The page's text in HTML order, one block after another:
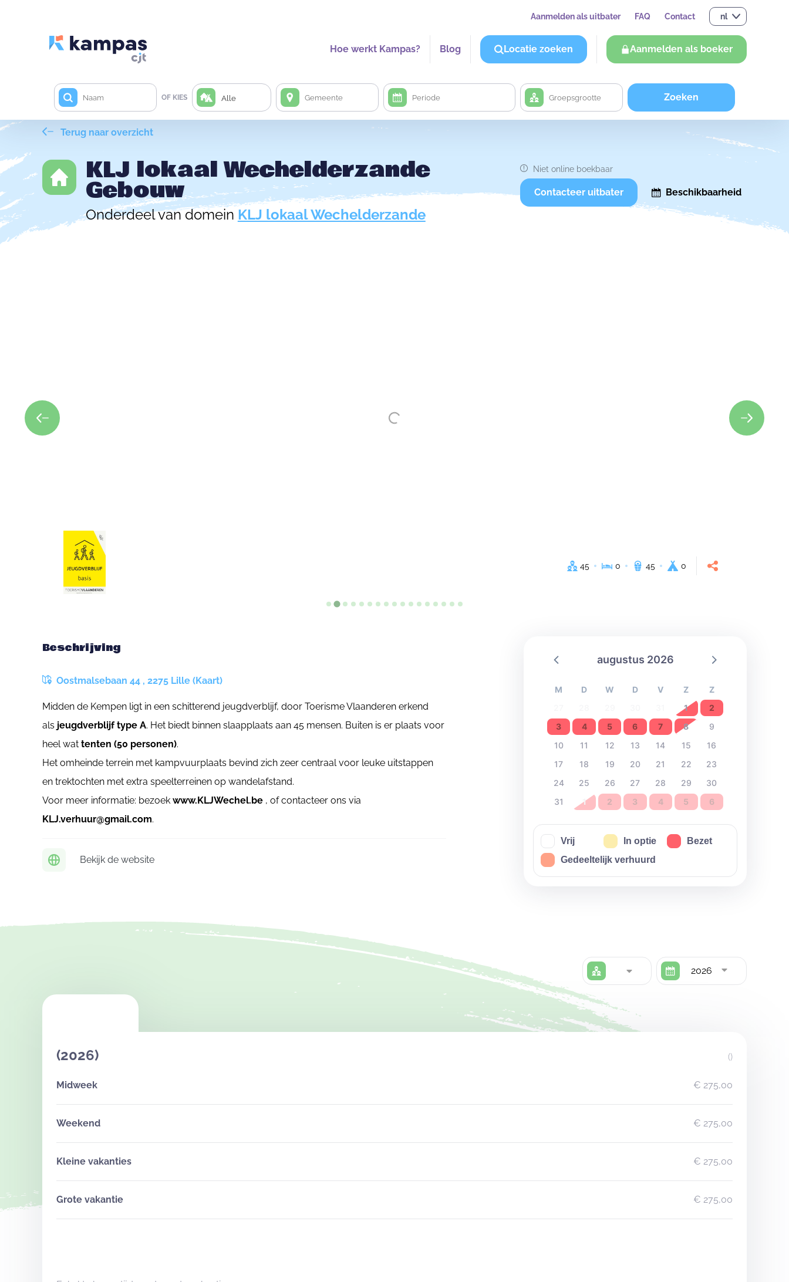
Aanmelden als uitbater FAQ Contact nl
Hoe werkt Kampas? Blog Locatie zoeken Aanmelden als boeker
OF KIES Alle Zoeken
Terug naar overzicht
KLJ lokaal Wechelderzande
Gebouw
Onderdeel van domein KLJ lokaal Wechelderzande
Niet online boekbaar
Contacteer uitbater Beschikbaarheid
45 0 45 0
Beschrijving
Oostmalsebaan 44 , 2275 Lille (Kaart)
Midden de Kempen ligt in een schitterend jeugdverblijf, door Toerisme Vlaanderen erkend
als jeugdverblijf type A. Het biedt binnen slaapplaats aan 45 mensen. Buiten is er plaats voor
heel wat tenten (50 personen).
Het omheinde terrein met kampvuurplaats bevind zich zeer centraal voor leuke uitstappen
en trektochten met extra speelterreinen op wandelafstand.
Voor meer informatie: bezoek www.KLJWechel.be , of contacteer ons via
KLJ.verhuur@gmail.com.
Bekijk de website
augustus 2026
M D W D V Z
Z
1
2
3
4 5 6 7 8
9
10
11 12 13 14 15
16
17
18 19 20 21 22
23
24
25 26 27 28 29
30
31
1 2 3 4 5 6
Vrij In optie
Bezet
Gedeeltelijk verhuurd
2026
(2026) ()
Midweek € 275,00
Weekend € 275,00
Kleine vakanties € 275,00
Grote vakantie € 275,00